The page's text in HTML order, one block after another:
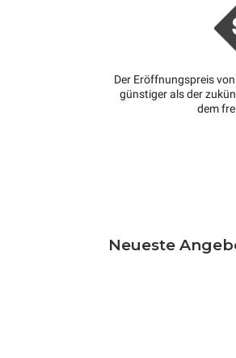
Der Eröffnungspreis
günstiger als der
dem
Neueste